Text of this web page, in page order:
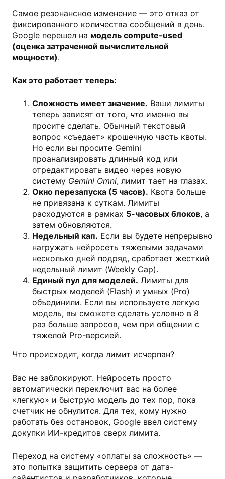
Самое резонансное изменение — это отказ от
фиксированного количества сообщений в день.
Google перешел на модель compute-used
(оценка затраченной вычислительной
мощности).
Как это работает теперь:
Сложность имеет значение. Ваши лимиты
теперь зависят от того, что именно вы
просите сделать. Обычный текстовый
вопрос «съедает» крошечную часть квоты.
Но если вы просите Gemini
проанализировать длинный код или
отредактировать видео через новую
систему Gemini Omni, лимит тает на глазах.
Окно перезапуска (5 часов). Квота больше
не привязана к суткам. Лимиты
расходуются в рамках 5-часовых блоков, а
затем обновляются.
Недельный кап. Если вы будете непрерывно
нагружать нейросеть тяжелыми задачами
несколько дней подряд, сработает жесткий
недельный лимит (Weekly Cap).
Единый пул для моделей. Лимиты для
быстрых моделей (Flash) и умных (Pro)
объединили. Если вы используете легкую
модель, вы сможете сделать условно в 8
раз больше запросов, чем при общении с
тяжелой Pro-версией.
Что происходит, когда лимит исчерпан?
Вас не заблокируют. Нейросеть просто
автоматически переключит вас на более
«легкую» и быструю модель до тех пор, пока
счетчик не обнулится. Для тех, кому нужно
работать без остановок, Google ввел систему
докупки ИИ-кредитов сверх лимита.
Переход на систему «оплаты за сложность» —
это попытка защитить сервера от дата-